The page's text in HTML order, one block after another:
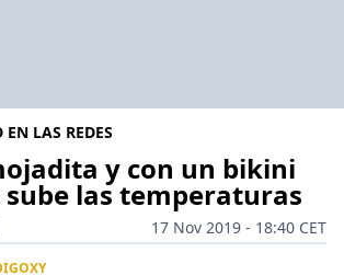
LAS REDES
y con un bikini
las temperaturas
17 Nov 2019 - 18:40 CET